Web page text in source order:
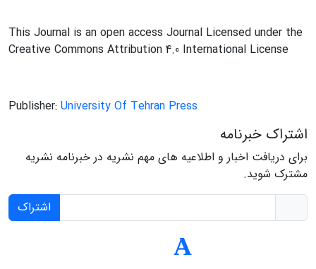
This Journal is an open access Journal Licensed under the
Creative Commons Attribution 4.0 International License
Publisher: University Of Tehran Press
اشتراک خبرنامه
برای دریافت اخبار و اطلاعیه های مهم نشریه در خبرنامه نشریه
مشترک شوید.
اشتراک